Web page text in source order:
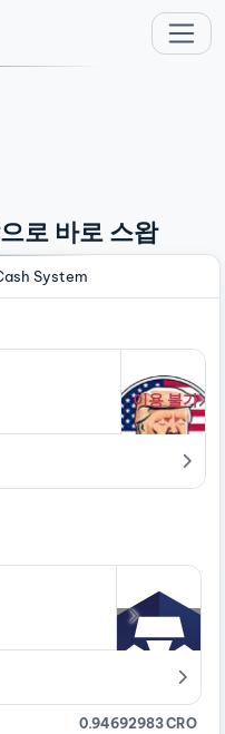
로 바로 스왑
System
이용 불가
0.94692983 CRO